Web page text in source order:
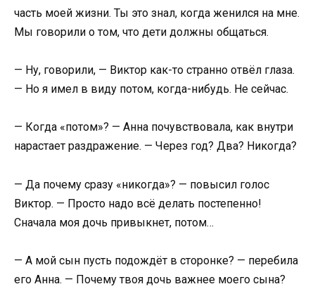
часть моей жизни. Ты это знал, когда женился на мне.
Мы говорили о том, что дети должны общаться.
— Ну, говорили, — Виктор как-то странно отвёл глаза.
— Но я имел в виду потом, когда-нибудь. Не сейчас.
— Когда «потом»? — Анна почувствовала, как внутри
нарастает раздражение. — Через год? Два? Никогда?
— Да почему сразу «никогда»? — повысил голос
Виктор. — Просто надо всё делать постепенно!
Сначала моя дочь привыкнет, потом…
— А мой сын пусть подождёт в сторонке? — перебила
его Анна. — Почему твоя дочь важнее моего сына?